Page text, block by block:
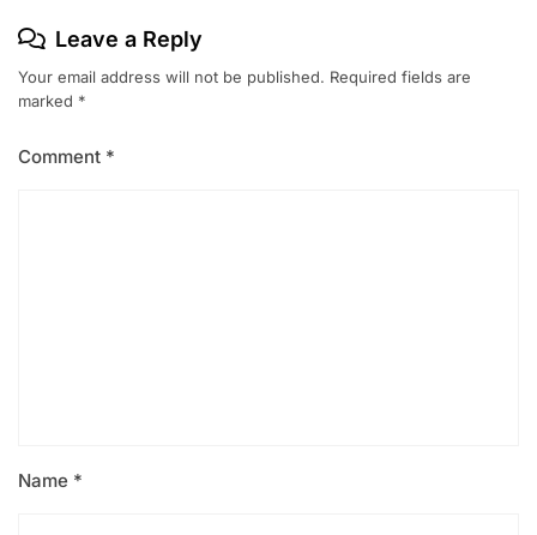
Leave a Reply
Your email address will not be published. Required fields are
marked *
Comment *
Name *